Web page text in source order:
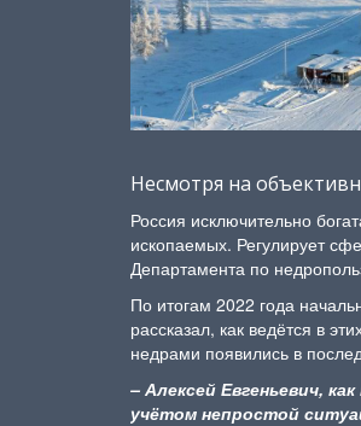
Несмотря на
Россия исключительно
ископаемых. Регулирует
Департамента по
По итогам 2022 года
рассказал, как ведётся в
недрами появились в
– Алексей Евгеньевич,
учётом непростой